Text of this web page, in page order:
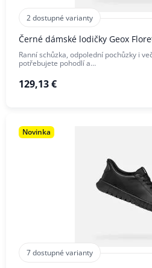
2 dostupné varianty
Černé dámské lodičky Geox
Ranní schůzka, odpolední pochůzky i
potřebujete pohodlí a…
129,13 €
Novinka
7 dostupné varianty